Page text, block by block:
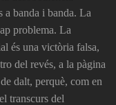
a banda i banda. La
problema. La
és una victòria falsa,
del revés, a la pàgina
dalt, perquè, com en
transcurs del